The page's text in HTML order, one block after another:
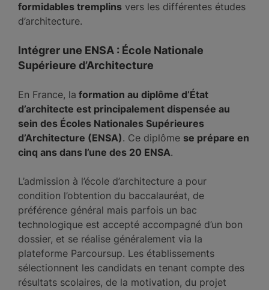
formidables tremplins vers les différentes études
d’architecture.
Intégrer une ENSA : École Nationale
Supérieure d’Architecture
En France, la formation au diplôme d’État
d’architecte est principalement dispensée au
sein des Écoles Nationales Supérieures
d’Architecture (ENSA). Ce diplôme se prépare en
cinq ans dans l’une des 20 ENSA.
L’admission à l’école d’architecture a pour
condition l’obtention du baccalauréat, de
préférence général mais parfois un bac
technologique est accepté accompagné d’un bon
dossier, et se réalise généralement via la
plateforme Parcoursup. Les établissements
sélectionnent les candidats en tenant compte des
résultats scolaires, de la motivation, du projet